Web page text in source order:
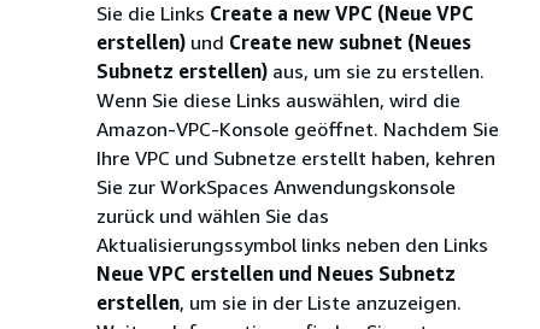
Sie die Links Create a new VPC (Neue VPC
erstellen) und Create new subnet (Neues
Subnetz erstellen) aus, um sie zu erstellen.
Wenn Sie diese Links auswählen, wird die
Amazon-VPC-Konsole geöffnet. Nachdem Sie
Ihre VPC und Subnetze erstellt haben, kehren
Sie zur WorkSpaces Anwendungskonsole
zurück und wählen Sie das
Aktualisierungssymbol links neben den Links
Neue VPC erstellen und Neues Subnetz
erstellen, um sie in der Liste anzuzeigen.